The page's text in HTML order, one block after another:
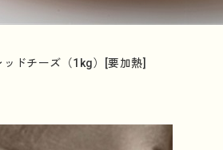
ッドチーズ（1kg）[要加熱]